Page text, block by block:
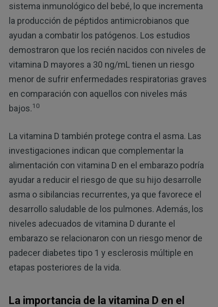
sistema inmunológico del bebé, lo que incrementa
la producción de péptidos antimicrobianos que
ayudan a combatir los patógenos. Los estudios
demostraron que los recién nacidos con niveles de
vitamina D mayores a 30 ng/mL tienen un riesgo
menor de sufrir enfermedades respiratorias graves
en comparación con aquellos con niveles más
bajos.10
La vitamina D también protege contra el asma. Las
investigaciones indican que complementar la
alimentación con vitamina D en el embarazo podría
ayudar a reducir el riesgo de que su hijo desarrolle
asma o sibilancias recurrentes, ya que favorece el
desarrollo saludable de los pulmones. Además, los
niveles adecuados de vitamina D durante el
embarazo se relacionaron con un riesgo menor de
padecer diabetes tipo 1 y esclerosis múltiple en
etapas posteriores de la vida.
La importancia de la vitamina D en el